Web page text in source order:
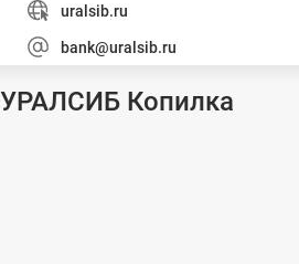
uralsib.ru
bank@uralsib.ru
Копилка